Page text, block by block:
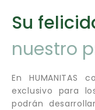
Su
nuestro
En
exclusivo para
podrán